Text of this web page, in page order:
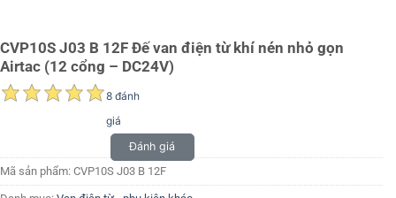
CVP10S J03 B 12F Đế van điện từ khí nén nhỏ gọn
Airtac (12 cổng – DC24V)
8 đánh
giá
Đánh giá
Mã sản phẩm: CVP10S J03 B 12F